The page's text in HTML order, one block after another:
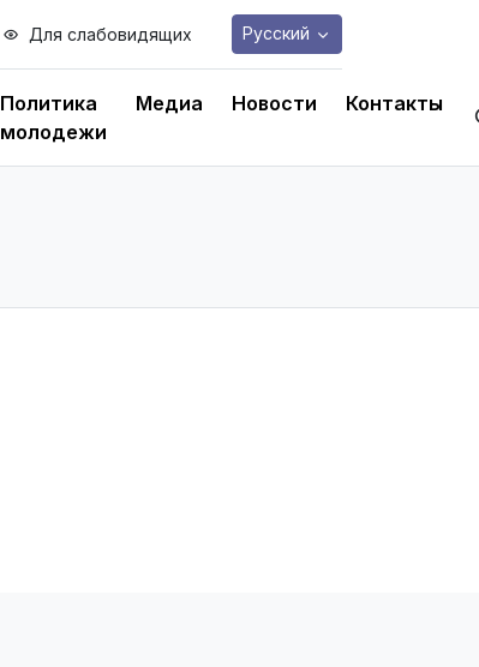
Для слабовидящих Русский
Политика
молодежи
Медиа Новости Контакты